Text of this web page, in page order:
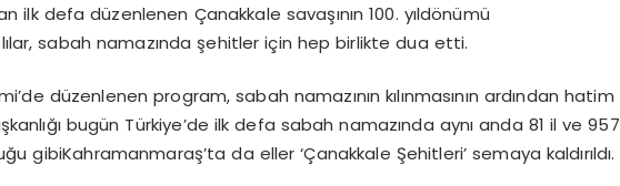
ilk defa düzenlenen Çanakkale savaşının 100. yıldönümü
sabah namazında şehitler için hep birlikte dua etti.
düzenlenen program, sabah namazının kılınmasının ardından hatim
bugün Türkiye’de ilk defa sabah namazında aynı anda 81 il ve 957
gibiKahramanmaraş’ta da eller ‘Çanakkale Şehitleri’ semaya kaldırıldı.